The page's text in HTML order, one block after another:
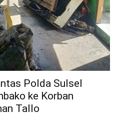
Polda Sulsel
ke Korban
Tallo